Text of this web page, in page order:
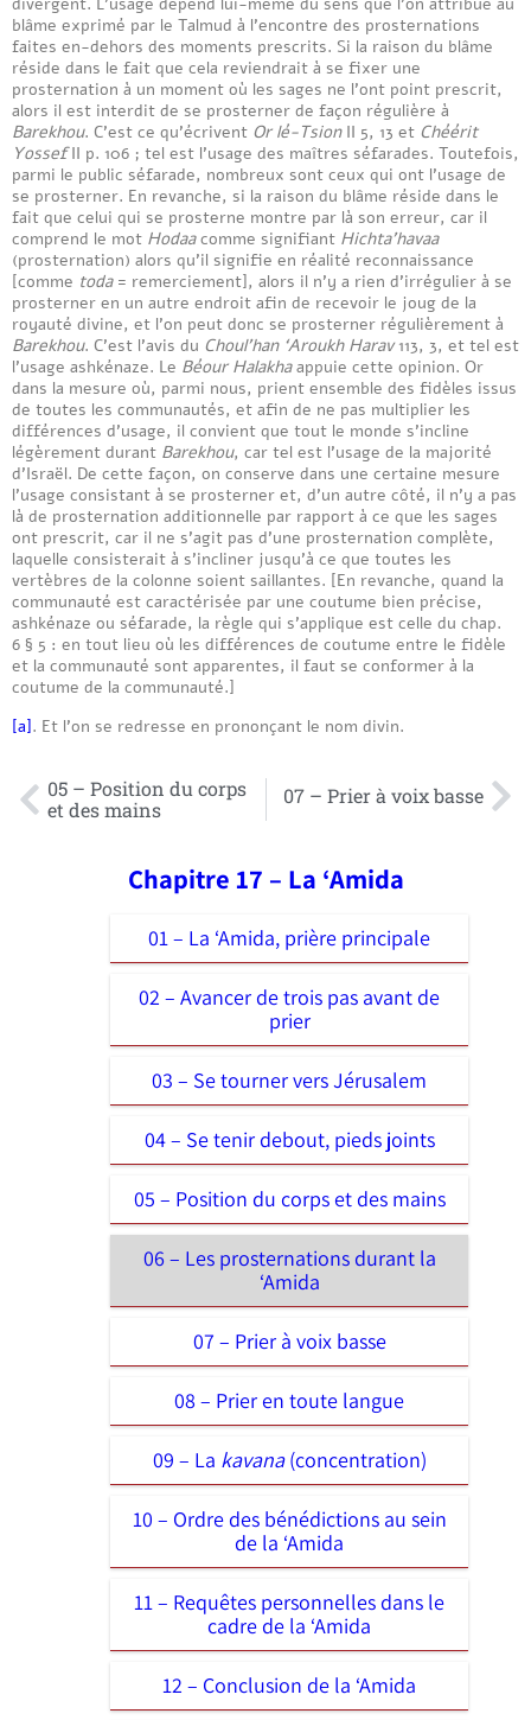
blâme exprimé par le Talmud à l’encontre des prosternations
faites en-dehors des moments prescrits. Si la raison du blâme
réside dans le fait que cela reviendrait à se fixer une
prosternation à un moment où les sages ne l’ont point prescrit,
alors il est interdit de se prosterner de façon régulière à
Barekhou. C’est ce qu’écrivent Or lé-TsionII 5, 13 et Chéérit
YossefII p. 106 ; tel est l’usage des maîtres séfarades. Toutefois,
parmi le public séfarade, nombreux sont ceux qui ont l’usage de
se prosterner. En revanche, si la raison du blâme réside dans le
fait que celui qui se prosterne montre par là son erreur, car il
comprend le mot Hodaacomme signifiant Hichta’havaa
(prosternation) alors qu’il signifie en réalité reconnaissance
[comme toda= remerciement], alors il n’y a rien d’irrégulier à se
prosterner en un autre endroit afin de recevoir le joug de la
royauté divine, et l’on peut donc se prosterner régulièrement à
Barekhou. C’est l’avis du Choul’han ‘Aroukh Harav113, 3, et tel est
l’usage ashkénaze. Le Béour Halakhaappuie cette opinion. Or
dans la mesure où, parmi nous, prient ensemble des fidèles issus
de toutes les communautés, et afin de ne pas multiplier les
différences d’usage, il convient que tout le monde s’incline
légèrement durant Barekhou, car tel est l’usage de la majorité
d’Israël. De cette façon, on conserve dans une certaine mesure
l’usage consistant à se prosterner et, d’un autre côté, il n’y a pas
là de prosternation additionnelle par rapport à ce que les sages
ont prescrit, car il ne s’agit pas d’une prosternation complète,
laquelle consisterait à s’incliner jusqu’à ce que toutes les
vertèbres de la colonne soient saillantes. [En revanche, quand la
communauté est caractérisée par une coutume bien précise,
ashkénaze ou séfarade, la règle qui s’applique est celle du chap.
6 § 5 : en tout lieu où les différences de coutume entre le fidèle
et la communauté sont apparentes, il faut se conformer à la
coutume de la communauté.]
[a]. Et l’on se redresse en prononçant le nom divin.
05 – Position du corps
et des mains
07 – Prier à voix basse
Chapitre 17 – La ‘Amida
01 – La ‘Amida, prière principale
02 – Avancer de trois pas avant de
prier
03 – Se tourner vers Jérusalem
04 – Se tenir debout, pieds joints
05 – Position du corps et des mains
06 – Les prosternations durant la
‘Amida
07 – Prier à voix basse
08 – Prier en toute langue
09 – La kavana(concentration)
10 – Ordre des bénédictions au sein
de la ‘Amida
11 – Requêtes personnelles dans le
cadre de la ‘Amida
12 – Conclusion de la ‘Amida